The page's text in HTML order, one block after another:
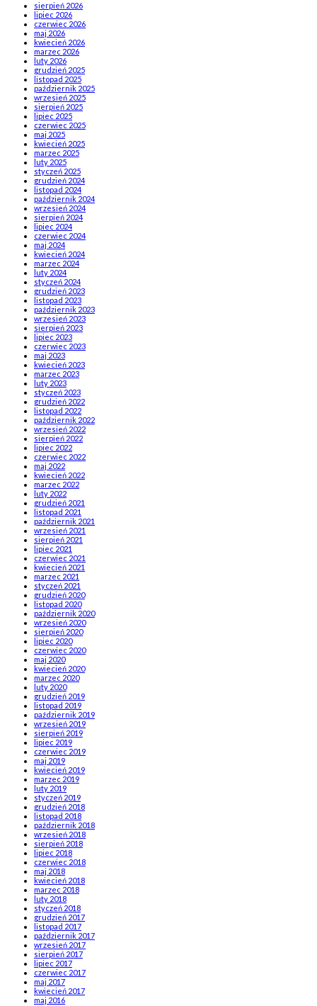
sierpień 2026
lipiec 2026
czerwiec 2026
maj 2026
kwiecień 2026
marzec 2026
luty 2026
grudzień 2025
listopad 2025
październik 2025
wrzesień 2025
sierpień 2025
lipiec 2025
czerwiec 2025
maj 2025
kwiecień 2025
marzec 2025
luty 2025
styczeń 2025
grudzień 2024
listopad 2024
październik 2024
wrzesień 2024
sierpień 2024
lipiec 2024
czerwiec 2024
maj 2024
kwiecień 2024
marzec 2024
luty 2024
styczeń 2024
grudzień 2023
listopad 2023
październik 2023
wrzesień 2023
sierpień 2023
lipiec 2023
czerwiec 2023
maj 2023
kwiecień 2023
marzec 2023
luty 2023
styczeń 2023
grudzień 2022
listopad 2022
październik 2022
wrzesień 2022
sierpień 2022
lipiec 2022
czerwiec 2022
maj 2022
kwiecień 2022
marzec 2022
luty 2022
grudzień 2021
listopad 2021
październik 2021
wrzesień 2021
sierpień 2021
lipiec 2021
czerwiec 2021
kwiecień 2021
marzec 2021
styczeń 2021
grudzień 2020
listopad 2020
październik 2020
wrzesień 2020
sierpień 2020
lipiec 2020
czerwiec 2020
maj 2020
kwiecień 2020
marzec 2020
luty 2020
grudzień 2019
listopad 2019
październik 2019
wrzesień 2019
sierpień 2019
lipiec 2019
czerwiec 2019
maj 2019
kwiecień 2019
marzec 2019
luty 2019
styczeń 2019
grudzień 2018
listopad 2018
październik 2018
wrzesień 2018
sierpień 2018
lipiec 2018
czerwiec 2018
maj 2018
kwiecień 2018
marzec 2018
luty 2018
styczeń 2018
grudzień 2017
listopad 2017
październik 2017
wrzesień 2017
sierpień 2017
lipiec 2017
czerwiec 2017
maj 2017
kwiecień 2017
maj 2016